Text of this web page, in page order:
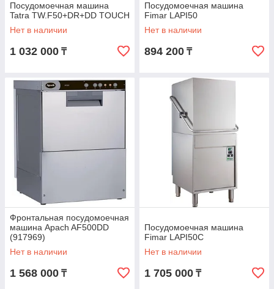
Посудомоечная машина
Tatra TW.F50+DR+DD TOUCH
Нет в наличии
1 032 000 ₸
Посудомоечная машина
Fimar LAPI50
Нет в наличии
894 200 ₸
Фронтальная посудомоечная
машина Apach AF500DD
(917969)
Нет в наличии
1 568 000 ₸
Посудомоечная машина
Fimar LAPI50C
Нет в наличии
1 705 000 ₸